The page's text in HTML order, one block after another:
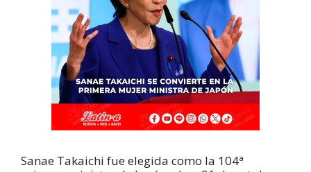
Sanae Takaichi fue elegida como la 104ª